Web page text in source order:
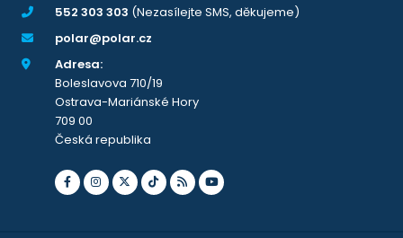
552 303 303 (Nezasílejte SMS, děkujeme)
polar@polar.cz
Adresa:
Boleslavova 710/19
Ostrava-Mariánské Hory
709 00
Česká republika